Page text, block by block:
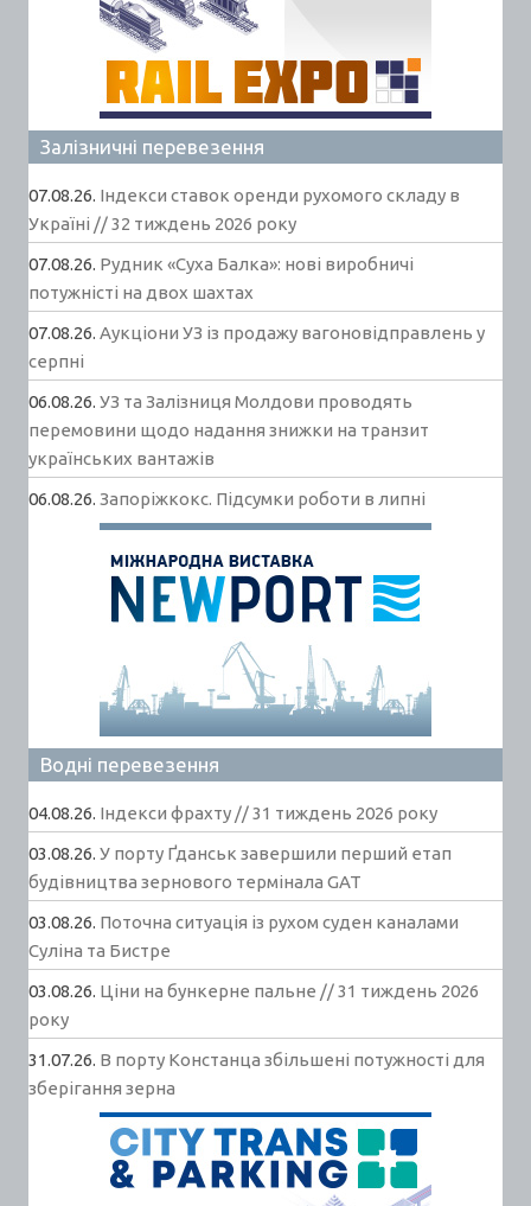
Залізничні перевезення
07.08.26. Індекси ставок оренди рухомого складу в
Україні // 32 тиждень 2026 року
07.08.26. Рудник «Суха Балка»: нові виробничі
потужністі на двох шахтах
07.08.26. Аукціони УЗ із продажу вагоновідправлень у
серпні
06.08.26. УЗ та Залізниця Молдови проводять
перемовини щодо надання знижки на транзит
українських вантажів
06.08.26. Запоріжкокс. Підсумки роботи в липні
Водні перевезення
04.08.26. Індекси фрахту // 31 тиждень 2026 року
03.08.26. У порту Ґданськ завершили перший етап
будівництва зернового термінала GAT
03.08.26. Поточна ситуація із рухом суден каналами
Суліна та Бистре
03.08.26. Ціни на бункерне пальне // 31 тиждень 2026
року
31.07.26. В порту Констанца збільшені потужності для
зберігання зерна